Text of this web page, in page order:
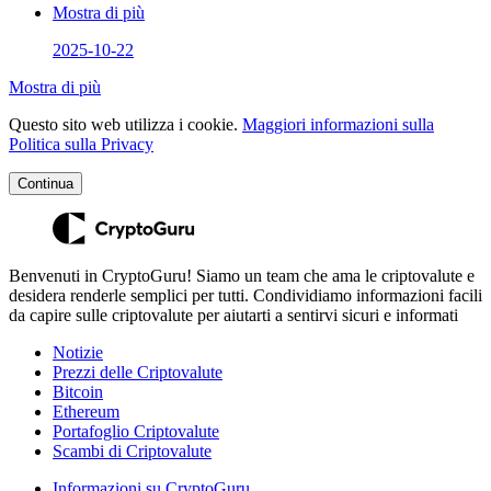
Mostra di più
2025-10-22
Mostra di più
Questo sito web utilizza i cookie. Maggiori informazioni sulla
Politica sulla Privacy
Continua
Benvenuti in CryptoGuru! Siamo un team che ama le criptovalute e
desidera renderle semplici per tutti. Condividiamo informazioni facili
da capire sulle criptovalute per aiutarti a sentirvi sicuri e informati
Notizie
Prezzi delle Criptovalute
Bitcoin
Ethereum
Portafoglio Criptovalute
Scambi di Criptovalute